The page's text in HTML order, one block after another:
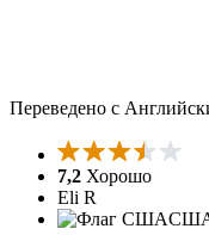
Переведено с
7,2 Хорошо
Eli R